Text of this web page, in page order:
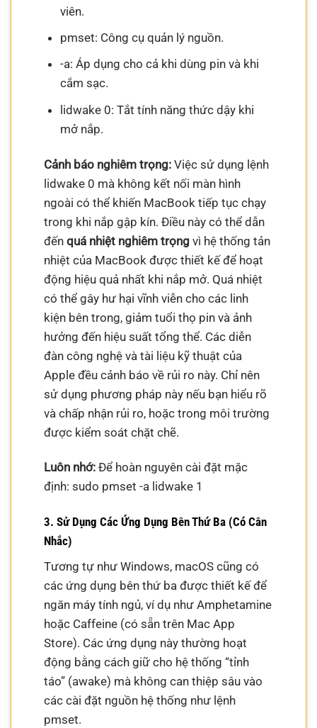
viên.
pmset: Công cụ quản lý nguồn.
-a: Áp dụng cho cả khi dùng pin và khi
cắm sạc.
lidwake 0: Tắt tính năng thức dậy khi
mở nắp.
Cảnh báo nghiêm trọng: Việc sử dụng lệnh
lidwake 0 mà không kết nối màn hình
ngoài có thể khiến MacBook tiếp tục chạy
trong khi nắp gập kín. Điều này có thể dẫn
đếnquá nhiệt nghiêm trọng vì hệ thống tản
nhiệt của MacBook được thiết kế để hoạt
động hiệu quả nhất khi nắp mở. Quá nhiệt
có thể gây hư hại vĩnh viễn cho các linh
kiện bên trong, giảm tuổi thọ pin và ảnh
hưởng đến hiệu suất tổng thể. Các diễn
đàn công nghệ và tài liệu kỹ thuật của
Apple đều cảnh báo về rủi ro này. Chỉ nên
sử dụng phương pháp này nếu bạn hiểu rõ
và chấp nhận rủi ro, hoặc trong môi trường
được kiểm soát chặt chẽ.
Luôn nhớ: Để hoàn nguyên cài đặt mặc
định: sudo pmset -a lidwake 1
3. Sử Dụng Các Ứng Dụng Bên Thứ Ba (Có Cân
Nhắc)
Tương tự như Windows, macOS cũng có
các ứng dụng bên thứ ba được thiết kế để
ngăn máy tính ngủ, ví dụ như Amphetamine
hoặc Caffeine (có sẵn trên Mac App
Store). Các ứng dụng này thường hoạt
động bằng cách giữ cho hệ thống “tỉnh
táo” (awake) mà không can thiệp sâu vào
các cài đặt nguồn hệ thống như lệnh
pmset.